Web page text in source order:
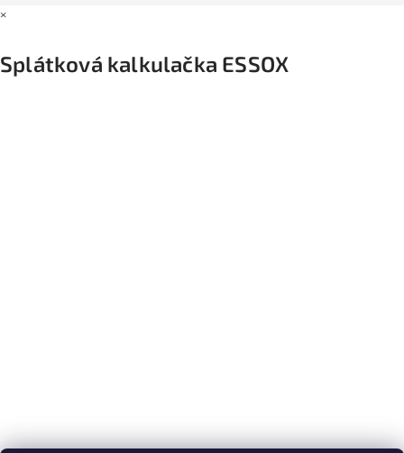
×
Splátková kalkulačka ESSOX